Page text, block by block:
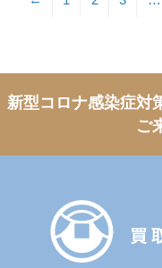
新型コロナ感染症対
ご